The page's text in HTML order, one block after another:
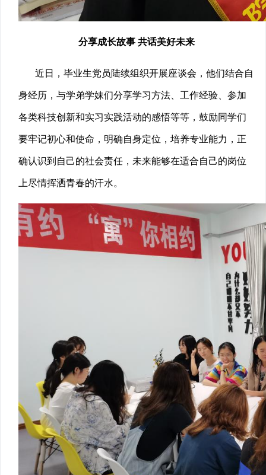
分享成长故事 共话美好未来
近日，毕业生党员陆续组织开展座谈会，他们结合自
身经历，与学弟学妹们分享学习方法、工作经验、参加
各类科技创新和实习实践活动的感悟等等，鼓励同学们
要牢记初心和使命，明确自身定位，培养专业能力，正
确认识到自己的社会责任，未来能够在适合自己的岗位
上尽情挥洒青春的汗水。